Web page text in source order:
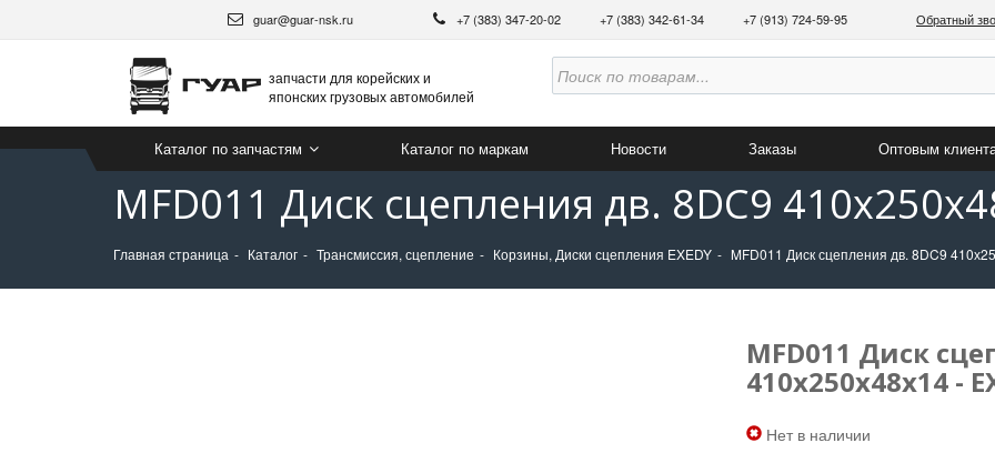
guar@guar-nsk.ru +7 (383) 347-20-02 +7 (383) 342-61-34 +7 (913) 724-59-95 Обратный
запчасти для корейских и
японских грузовых автомобилей
Каталог по запчастям Каталог по маркам Новости Заказы Оптовым
MFD011 Диск сцепления дв. 8DC9
Главная страница Каталог Трансмиссия, сцепление Корзины, Диски сцепления EXEDY MFD011 Диск сцепления дв. 8DC9
MFD011 Диск
410х250х48х14 -
Нет в наличии